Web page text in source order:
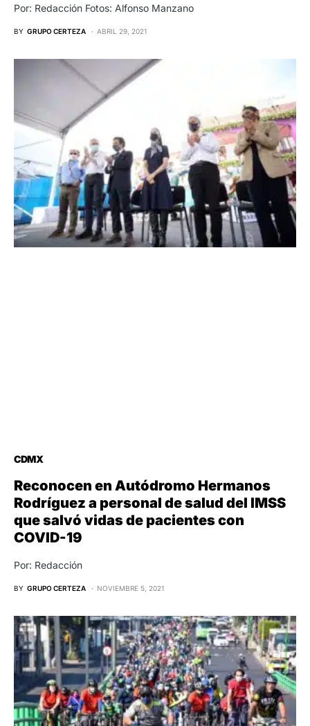
Por: Redacción Fotos: Alfonso Manzano
BY GRUPO CERTEZA ABRIL 29, 2021
CDMX
Reconocen en Autódromo Hermanos
Rodríguez a personal de salud del IMSS
que salvó vidas de pacientes con
COVID-19
Por: Redacción
BY GRUPO CERTEZA NOVIEMBRE 5, 2021